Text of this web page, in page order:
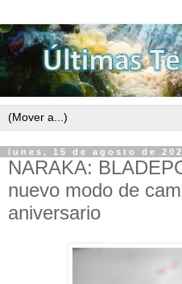
lunes, 15 de agosto de
NARAKA:
nuevo modo de
aniversario